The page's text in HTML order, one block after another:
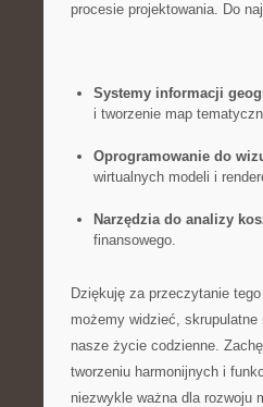
procesie projektowania. Do
Systemy informacji
i tworzenie map
Oprogramowanie do⁢
wirtualnych modeli ‌i
Narzędzia do analizy
finansowego.
Dziękuję za ‌przeczytanie
możemy widzieć, skrupulatne
nasze życie codzienne.
tworzeniu harmonijnych i
niezwykle ważna dla rozwoju